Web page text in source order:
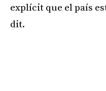
explícit que el país
dit.